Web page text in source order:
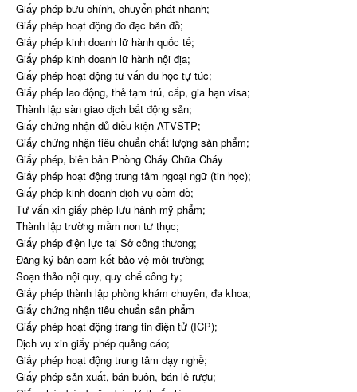
Giấy phép bưu chính, chuyển phát nhanh;
Giấy phép hoạt động đo đạc bản đồ;
Giấy phép kinh doanh lữ hành quốc tế;
Giấy phép kinh doanh lữ hành nội địa;
Giấy phép hoạt động tư vấn du học tự túc;
Giấy phép lao động, thẻ tạm trú, cấp, gia hạn visa;
Thành lập sàn giao dịch bất động sản;
Giấy chứng nhận đủ điều kiện ATVSTP;
Giấy chứng nhận tiêu chuẩn chất lượng sản phẩm;
Giấy phép, biên bản Phòng Cháy Chữa Cháy
Giấy phép hoạt động trung tâm ngoại ngữ (tin học);
Giấy phép kinh doanh dịch vụ cầm đồ;
Tư vấn xin giấy phép lưu hành mỹ phẩm;
Thành lập trường mầm non tư thục;
Giấy phép điện lực tại Sở công thương;
Đăng ký bản cam kết bảo vệ môi trường;
Soạn thảo nội quy, quy chế công ty;
Giấy phép thành lập phòng khám chuyên, đa khoa;
Giấy chứng nhận tiêu chuẩn sản phẩm
Giấy phép hoạt động trang tin điện tử (ICP);
Dịch vụ xin giấy phép quảng cáo;
Giấy phép hoạt động trung tâm dạy nghề;
Giấy phép sản xuất, bán buôn, bán lẻ rượu;